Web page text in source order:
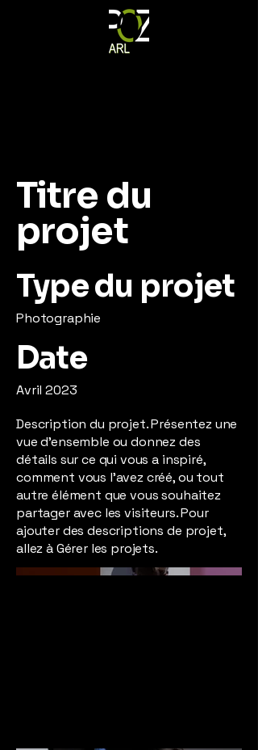
Titre du
projet
Type du projet
Photographie
Date
Avril 2023
Description du projet. Présentez une
vue d'ensemble ou donnez des
détails sur ce qui vous a inspiré,
comment vous l'avez créé, ou tout
autre élément que vous souhaitez
partager avec les visiteurs. Pour
ajouter des descriptions de projet,
allez à Gérer les projets.